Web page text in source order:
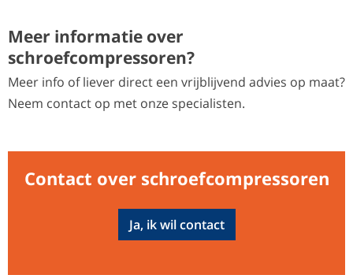
Meer informatie over
schroefcompressoren?
Meer info of liever direct een vrijblijvend advies op maat?
Neem contact op met onze specialisten.
Contact over schroefcompressoren
Ja, ik wil contact